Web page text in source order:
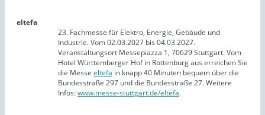
eltefa
23. Fachmesse für Elektro, Energie, Gebäude und
Industrie. Vom 02.03.2027 bis 04.03.2027.
Veranstaltungsort Messepiazza 1, 70629 Stuttgart. Vom
Hotel Württemberger Hof in Rottenburg aus erreichen Sie
die Messe eltefa in knapp 40 Minuten bequem über die
Bundesstraße 297 und die Bundesstraße 27. Weitere
Infos:www.messe-stuttgart.de/eltefa.